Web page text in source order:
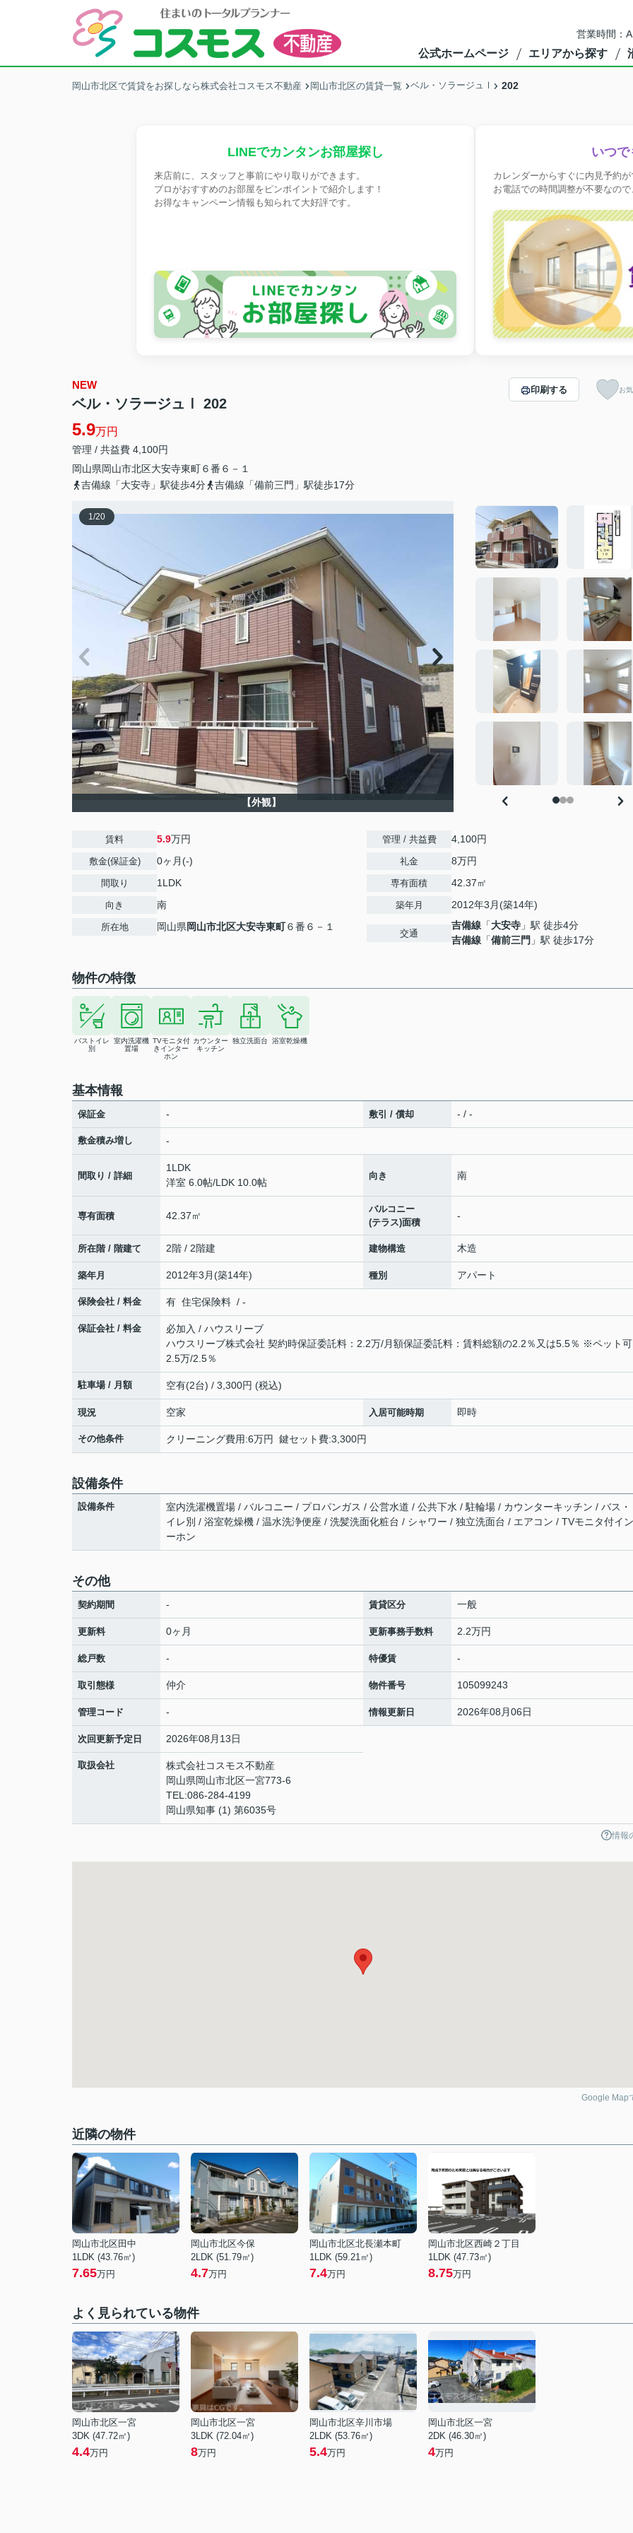
営業時間：
公式ホームページ エリアから探す
岡山市北区で賃貸をお探しなら株式会社コスモス不動産 岡山市北区の賃貸一覧 ベル・ソラージュⅠ 202
LINEでカンタンお部屋探し
来店前に、スタッフと事前にやり取りができます。
プロがおすすめのお部屋をピンポイントで紹介します！
お得なキャンペーン情報も知られて大好評です。
いつ
カレンダーからすぐに内見予約
お電話での時間調整が不要なの
NEW
ベル・ソラージュⅠ 202
5.9万円
管理 / 共益費 4,100円
岡山県岡山市北区大安寺東町６番６－１
吉備線「大安寺」駅徒歩4分
吉備線「備前三門」駅徒歩17分
印刷する お
1/20
【外観】
賃料 5.9万円
敷金(保証金) 0ヶ月(-)
間取り 1LDK
向き 南
所在地 岡山県岡山市北区大安寺東町６番６－１
管理 / 共益費 4,100円
礼金 8万円
専有面積 42.37㎡
築年月 2012年3月(築14年)
交通
吉備線 「大安寺 」駅 徒歩4分
吉備線 「備前三門 」駅 徒歩17分
物件の特徴
バストイレ
別
室内洗濯機
置場
TVモニタ付
きインター
ホン
カウンター
キッチン
独立洗面台 浴室乾燥機
基本情報
保証金 - 敷引 / 償却 - / -
敷金積み増し -
間取り / 詳細
1LDK
洋室 6.0帖/LDK 10.0帖
向き 南
専有面積 42.37㎡
バルコニー
(テラス)面積
-
所在階 / 階建て 2階 / 2階建 建物構造 木造
築年月 2012年3月(築14年) 種別 アパート
保険会社 / 料金 有 住宅保険料 / -
保証会社 / 料金
必加入 / ハウスリーブ
ハウスリーブ株式会社 契約時保証委託料：2.2万/月額保証委託料：賃料総額の2.2％又は5.5％ ※ペット
2.5万/2.5％
駐車場 / 月額 空有(2台) / 3,300円 (税込)
現況 空家 入居可能時期 即時
その他条件 クリーニング費用:6万円 鍵セット費:3,300円
設備条件
設備条件
室内洗濯機置場 / バルコニー / プロパンガス / 公営水道 / 公共下水 / 駐輪場 / カウンターキッチン / バス・
イレ別 / 浴室乾燥機 / 温水洗浄便座 / 洗髪洗面化粧台 / シャワー / 独立洗面台 / エアコン / TVモニタ付イ
ーホン
その他
契約期間 - 賃貸区分 一般
更新料 0ヶ月 更新事務手数料 2.2万円
総戸数 - 特優賃 -
取引態様 仲介 物件番号 105099243
管理コード - 情報更新日 2026年08月06日
次回更新予定日 2026年08月13日
取扱会社
株式会社コスモス不動産
岡山県岡山市北区一宮773-6
TEL:086-284-4199
岡山県知事 (1) 第6035号
情報
Google Map
近隣の物件
岡山市北区田中
1LDK (43.76㎡)
7.65万円
岡山市北区今保
2LDK (51.79㎡)
4.7万円
岡山市北区北長瀬本町
1LDK (59.21㎡)
7.4万円
岡山市北区西崎２丁目
1LDK (47.73㎡)
8.75万円
よく見られている物件
岡山市北区一宮
3DK (47.72㎡)
4.4万円
岡山市北区一宮
3LDK (72.04㎡)
8万円
岡山市北区辛川市場
2LDK (53.76㎡)
5.4万円
岡山市北区一宮
2DK (46.30㎡)
4万円